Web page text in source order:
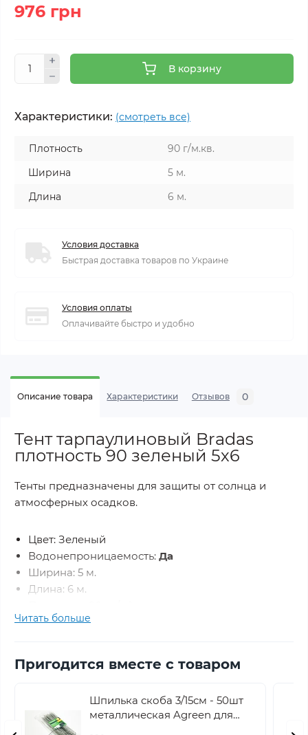
976 грн
В корзину
Характеристики: (смотреть все)
Плотность
90 г/м.кв.
Ширина
5 м.
Длина
6 м.
Условия доставка
Быстрая доставка товаров по Украине
Условия оплаты
Оплачивайте быстро и удобно
Описание товара Характеристики Отзывов 0
Тент тарпаулиновый Bradas
плотность 90 зеленый 5х6
Тенты предназначены для защиты от солнца и
атмосферных осадков.
Цвет: Зеленый
Водонепроницаемость: Да
Ширина: 5 м.
Длина: 6 м.
соотношении о возможном не соответствии
технологический допуск ). Погрешность может
составлять по длине плюс/минус 3-5% по ширине
плюс/минус 4%
Читать больше
Пригодится вместе с товаром
Шпилька скоба 3/15см - 50шт
металлическая Agreen для